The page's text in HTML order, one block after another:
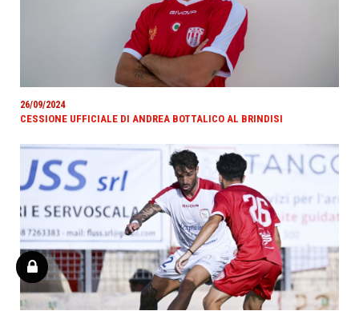
26/09/2024
CESSIONE UFFICIALE DI ANDREA BOTTALICO AL BRINDISI